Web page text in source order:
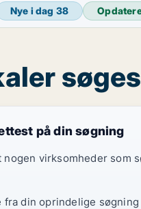
Nye i dag 38
på din søgning
virksomheder som
fra din oprindelige